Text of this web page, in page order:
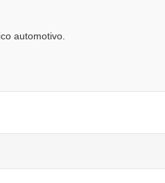
automotivo.